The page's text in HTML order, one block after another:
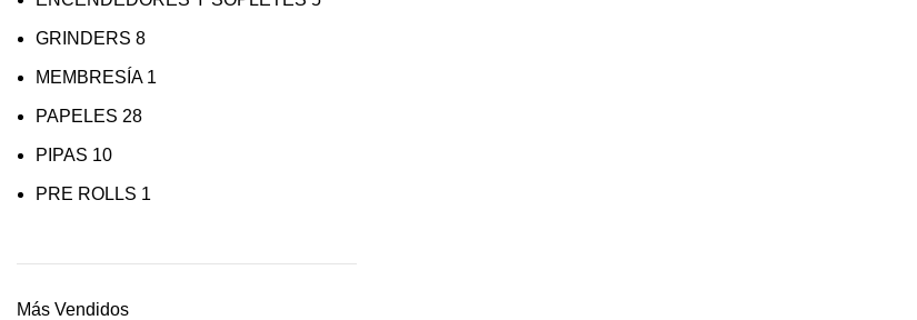
GRINDERS 8
MEMBRESÍA 1
PAPELES 28
PIPAS 10
PRE ROLLS 1
Más Vendidos